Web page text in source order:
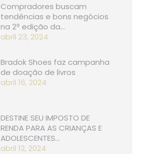
Compradores buscam
tendências e bons negócios
na 2ª edição da…
abril 23, 2024
Bradok Shoes faz campanha
de doação de livros
abril 16, 2024
DESTINE SEU IMPOSTO DE
RENDA PARA AS CRIANÇAS E
ADOLESCENTES…
abril 12, 2024